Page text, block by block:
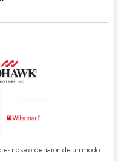
no se ordenaron de un modo